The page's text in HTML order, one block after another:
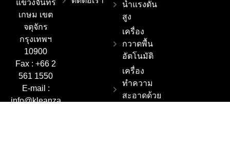
แขวงจันทร
เกษม เขต
จตุจักร
กรุงเทพฯ
10900
Fax : +66 2
561 1550
E-mail :
info@kleanza
น้ำแรงดัน
สูง
เครื่อง
กวาดพื้น
อัตโนมัติ
เครื่อง
ทำความ
สะอาดด้วย